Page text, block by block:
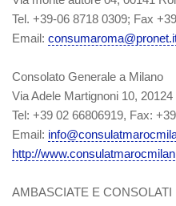
Tel. +39-06 8718 0309; Fax
Email:
Consolato Generale a Milano
Via Adele Martignoni 10,
Tel: +39 02 66806919, Fax:
Email:
http://
AMBASCIATE E